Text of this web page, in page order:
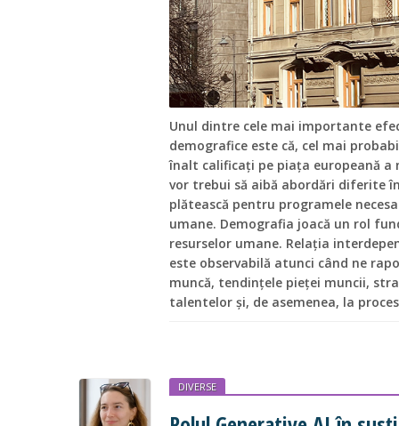
Unul dintre cele mai importante
demografice este că, cel mai
înalt calificați pe piața europeană a
vor trebui să aibă abordări diferite
plătească pentru programele
umane. Demografia joacă un rol
resurselor umane. Relația
este observabilă atunci când ne
muncă, tendințele pieței muncii,
talentelor și, de asemenea, la
DIVERSE